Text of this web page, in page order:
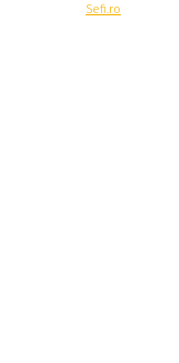
Sefi.ro